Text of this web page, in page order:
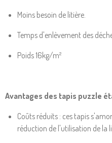
Moins besoin de litière.
Temps d'enlèvement des
Poids 16kg/m²
Avantages des tapis puzzle
Coûts réduits : ces tapis
réduction de l'utilisation de la